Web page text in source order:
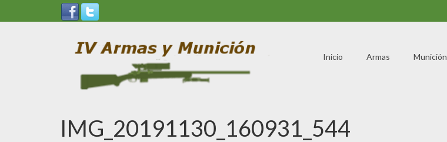
Inicio Armas Munición
IMG_20191130_160931_544